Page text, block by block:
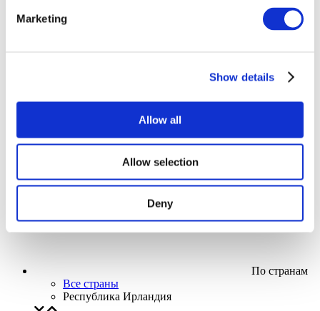
Marketing
Show details
Allow all
Allow selection
Deny
Творческий вечер
Наше спецпредложение
Применить
По странам
Все страны
Республика Ирландия